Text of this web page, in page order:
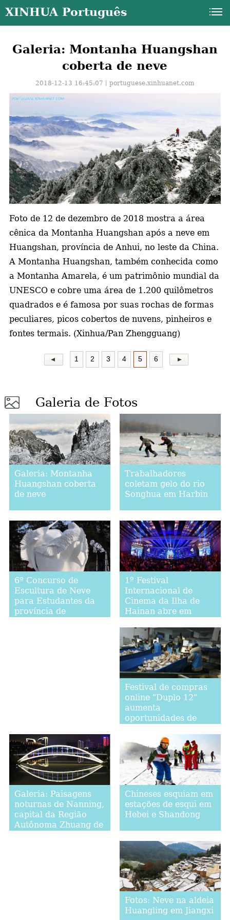
XINHUA Português
Galeria: Montanha Huangshan
coberta de neve
2018-12-13 16:45:07丨portuguese.xinhuanet.com
Foto de 12 de dezembro de 2018 mostra a área
cênica da Montanha Huangshan após a neve em
Huangshan, província de Anhui, no leste da China.
A Montanha Huangshan, também conhecida como
a Montanha Amarela, é um patrimônio mundial da
UNESCO e cobre uma área de 1.200 quilômetros
quadrados e é famosa por suas rochas de formas
peculiares, picos cobertos de nuvens, pinheiros e
fontes termais. (Xinhua/Pan Zhengguang)
1 2 3 4 5 6
Galeria de Fotos
Galeria: Montanha
Huangshan coberta
de neve
Trabalhadores
coletam gelo do rio
Songhua em Harbin
6º Concurso de
Escultura de Neve
para Estudantes da
província de
1º Festival
Internacional de
Cinema da Ilha de
Hainan abre em
Festival de compras
online "Duplo 12"
aumenta
oportunidades de
empresas de logística
Galeria: Paisagens
noturnas de Nanning,
capital da Região
Autônoma Zhuang de
Chineses esquiam em
estações de esqui em
Hebei e Shandong
Fotos: Neve na aldeia
Huangling em Jiangxi